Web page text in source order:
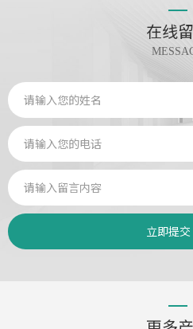
在线
立即提交